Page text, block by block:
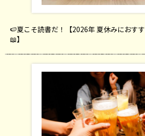
🍉夏こそ読書だ！【2026年 夏休みにおす
📖】